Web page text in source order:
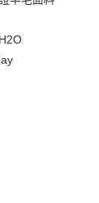
】
到商品之後才付款」